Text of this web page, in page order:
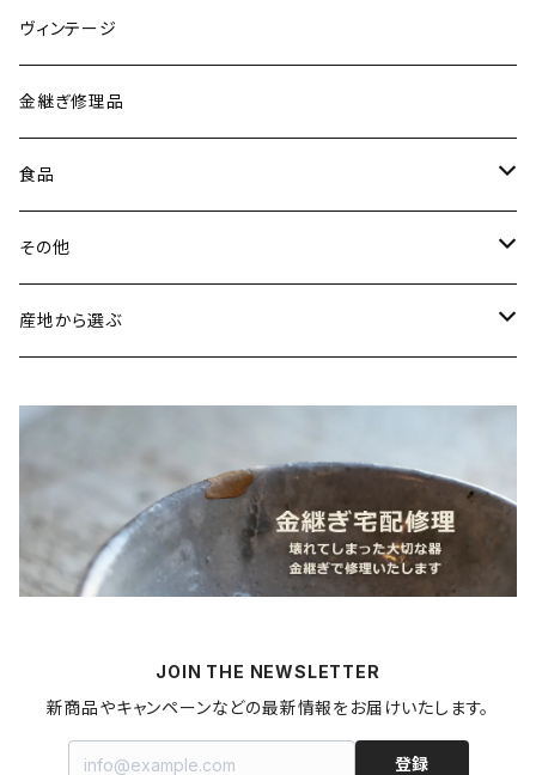
唐木田窯（松代焼／長野）
古谷製陶所（信楽焼／滋賀）
山内卓夫（信楽焼／滋賀）
常陸窯いそべ陶苑（笠間焼／茨城）
リング
イヤリング・ピアス
ヘアアクセサリー
スカーフリング
ストラップ
ヴィンテージ
金継ぎ修理品
食品
魚介類
鯛
野菜
梅干し
麺類
パスタ
その他
書籍・雑誌
蜜蝋ワックス
アロマストーン
拭き漆キット
産地から選ぶ
青森県
JOIN THE NEWSLETTER
新商品やキャンペーンなどの最新情報をお届けいたします。
登録